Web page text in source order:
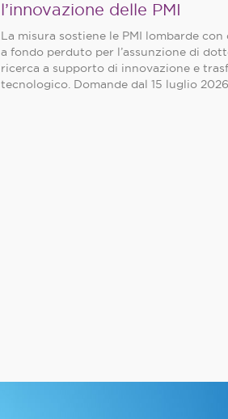
l’innovazione delle PMI
La misura sostiene le PMI lombarde
a fondo perduto per l’assunzione di
ricerca a supporto di innovazione e
tecnologico. Domande dal 15 luglio 2026.